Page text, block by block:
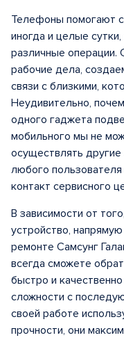
Телефоны помогают
иногда и целые
различные
рабочие дела,
связи с близкими,
Неудивительно,
одного гаджета
мобильного мы не
осуществлять
любого
контакт сервисного
В зависимости от
устройство,
ремонте Самсунг
всегда сможете
быстро и
сложности с
своей работе
прочности, они